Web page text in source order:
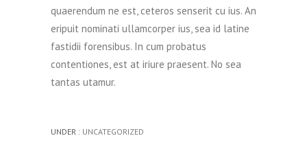
quaerendum ne est, ceteros senserit cu ius. An
eripuit nominati ullamcorper ius, sea id latine
fastidii forensibus. In cum probatus
contentiones, est at iriure praesent. No sea
tantas utamur.
UNDER : UNCATEGORIZED